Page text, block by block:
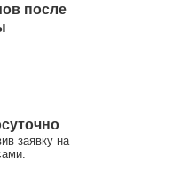
после
заявку на